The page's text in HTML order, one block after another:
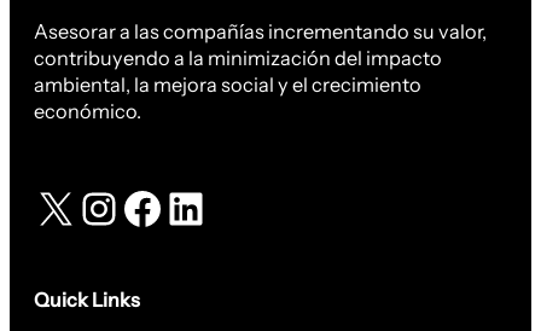
Asesorar a las compañías incrementando su valor,
contribuyendo a la minimización del impacto
ambiental, la mejora social y el crecimiento
económico.
X InstagramFacebook LinkedIn
Quick Links